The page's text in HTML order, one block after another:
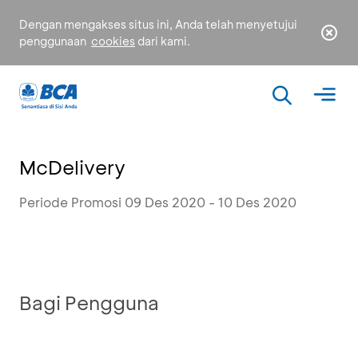
Dengan mengakses situs ini, Anda telah menyetujui
penggunaan cookies dari kami.
McDelivery
Periode Promosi 09 Des 2020 - 10 Des 2020
Bagi Pengguna